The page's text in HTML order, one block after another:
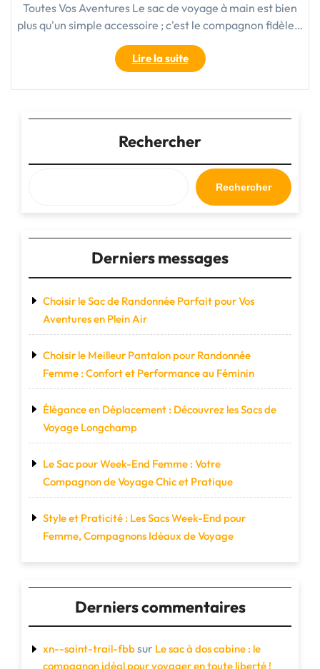
Toutes Vos Aventures Le sac de voyage à main est bien
plus qu'un simple accessoire ; c'est le compagnon fidèle…
Lire la suite"Le
Sac
de
à
Main
:
Votre
Compagnon
Indispensable
Excursions"
Rechercher
Rechercher
Derniers messages
Choisir le Sac de Randonnée Parfait pour Vos
Aventures en Plein Air
Choisir le Meilleur Pantalon pour Randonnée
Femme : Confort et Performance au Féminin
Élégance en Déplacement : Découvrez les Sacs de
Voyage Longchamp
Le Sac pour Week-End Femme : Votre
Compagnon de Voyage Chic et Pratique
Style et Praticité : Les Sacs Week-End pour
Femme, Compagnons Idéaux de Voyage
Derniers commentaires
xn--saint-trail-fbbsur Le sac à dos cabine : le
compagnon idéal pour voyager en toute liberté !